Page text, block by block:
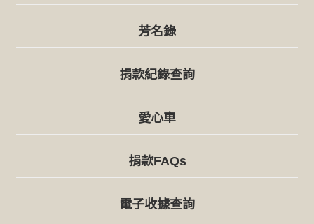
芳名錄
捐款紀錄查詢
愛心車
捐款FAQs
電子收據查詢